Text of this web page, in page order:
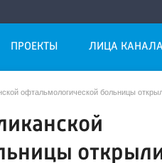
ПРОЕКТЫ ЛИЦА КАНАЛА
офтальмологической больницы